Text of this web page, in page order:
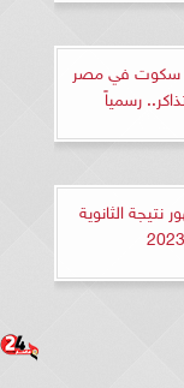
سكوت في مصر
رسمياً
نتيجة الثانوية